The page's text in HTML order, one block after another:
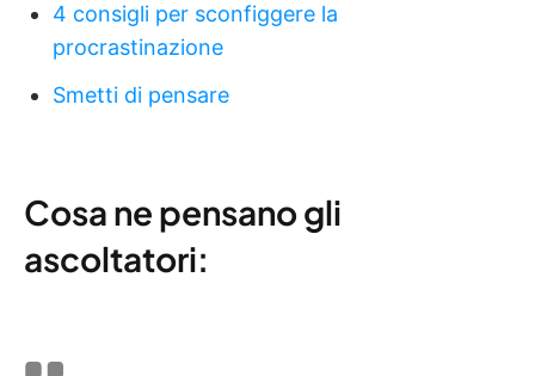
4 consigli per sconfiggere la
procrastinazione
Smetti di pensare
Cosa ne pensano gli
ascoltatori: